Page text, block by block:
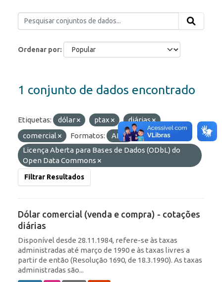
Ordenar por
1 conjunto de dados encontrado
Etiquetas: dólar ptax
diárias
comercial
Formatos: API
Licenças:
Licença Aberta para Bases de Dados (ODbL) do
Open Data Commons
Filtrar Resultados
Dólar comercial (venda e compra) - cotações
diárias
Disponível desde 28.11.1984, refere-se às taxas
administradas até março de 1990 e às taxas livres a
partir de então (Resolução 1690, de 18.3.1990). As taxas
administradas são...